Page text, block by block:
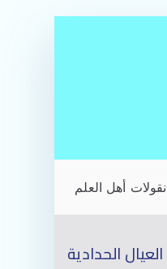
نقولات أهل العلم
العيال الحدادية